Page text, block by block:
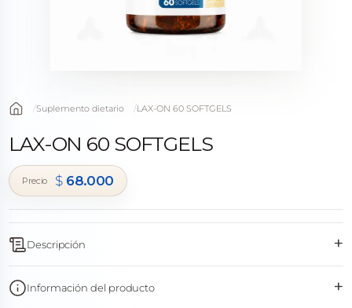
Suplemento dietario LAX-ON 60 SOFTGELS
LAX-ON 60 SOFTGELS
$68.000
Descripción +
Información del producto +